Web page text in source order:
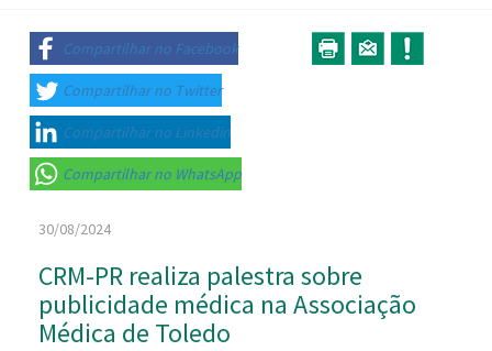
Compartilhar no Facebook
Compartilhar no Twitter
Compartilhar no Linkedin
Compartilhar no WhatsApp
30/08/2024
CRM-PR realiza palestra sobre
publicidade médica na Associação
Médica de Toledo